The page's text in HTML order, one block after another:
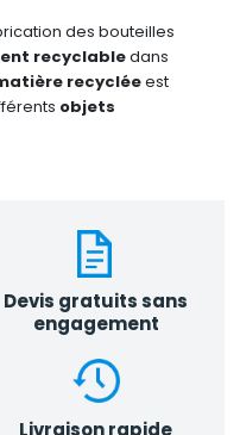
des bouteilles
recyclabledans
recycléeest
objets
Devis gratuits sans
engagement